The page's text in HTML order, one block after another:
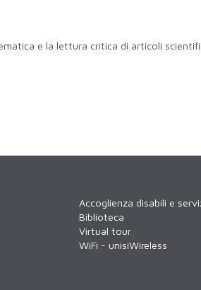
e la lettura critica di articoli
Accoglienza disabili e
Biblioteca
Virtual tour
WiFi - unisiWireless